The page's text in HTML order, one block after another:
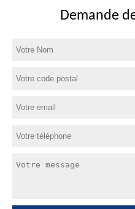
Demande